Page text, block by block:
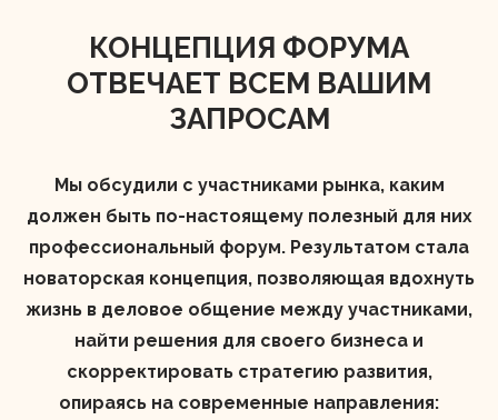
КОНЦЕПЦИЯ ФОРУМА
ОТВЕЧАЕТ ВСЕМ ВАШИМ
ЗАПРОСАМ
Мы обсудили с участниками рынка, каким
должен быть по-настоящему полезный для них
профессиональный форум. Результатом стала
новаторская концепция, позволяющая вдохнуть
жизнь в деловое общение между участниками,
найти решения для своего бизнеса и
скорректировать стратегию развития,
опираясь на современные направления: